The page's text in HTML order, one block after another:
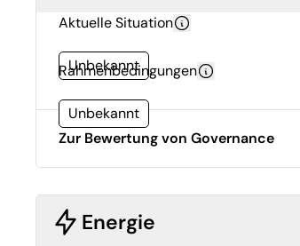
Aktuelle Situation
Unbekannt
Rahmenbedingungen
Unbekannt
Zur Bewertung von Governance
Energie